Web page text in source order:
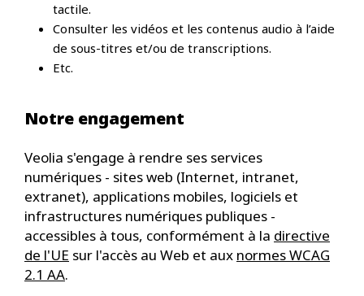
tactile.
Consulter les vidéos et les contenus audio à l’aide
de sous-titres et/ou de transcriptions.
Etc.
Notre engagement
Veolia s'engage à rendre ses services
numériques - sites web (Internet, intranet,
extranet), applications mobiles, logiciels et
infrastructures numériques publiques -
accessibles à tous, conformément à la directive
de l'UE sur l'accès au Web et aux normes WCAG
2.1 AA.